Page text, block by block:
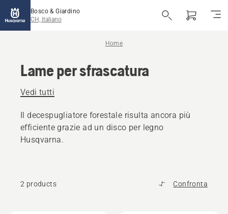
Bosco & Giardino
CH, Italiano
Home
Lame per sfrascatura
Vedi tutti
Il decespugliatore forestale risulta ancora più
efficiente grazie ad un disco per legno
Husqvarna.
2 products Confronta